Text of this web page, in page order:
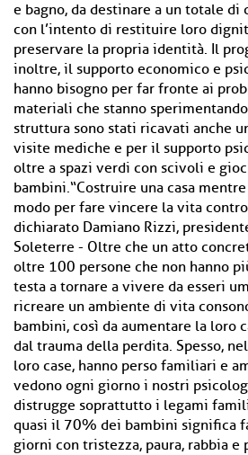
e bagno, da destinare a un totale di
con l’intento di restituire loro
preservare la propria identità. Il
inoltre, il supporto economico e
hanno bisogno per far fronte ai
materiali che stanno
struttura sono stati ricavati anche
visite mediche e per il supporto
oltre a spazi verdi con scivoli e
bambini.“Costruire una casa
modo per fare vincere la vita
dichiarato Damiano Rizzi,
Soleterre - Oltre che un atto
oltre 100 persone che non hanno
testa a tornare a vivere da esseri
ricreare un ambiente di vita
bambini, così da aumentare la loro
dal trauma della perdita. Spesso,
loro case, hanno perso familiari e
vedono ogni giorno i nostri
distrugge soprattutto i legami
quasi il 70% dei bambini significa
giorni con tristezza, paura, rabbia e